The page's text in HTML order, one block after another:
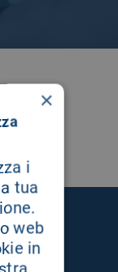
×
i
tua
web
in